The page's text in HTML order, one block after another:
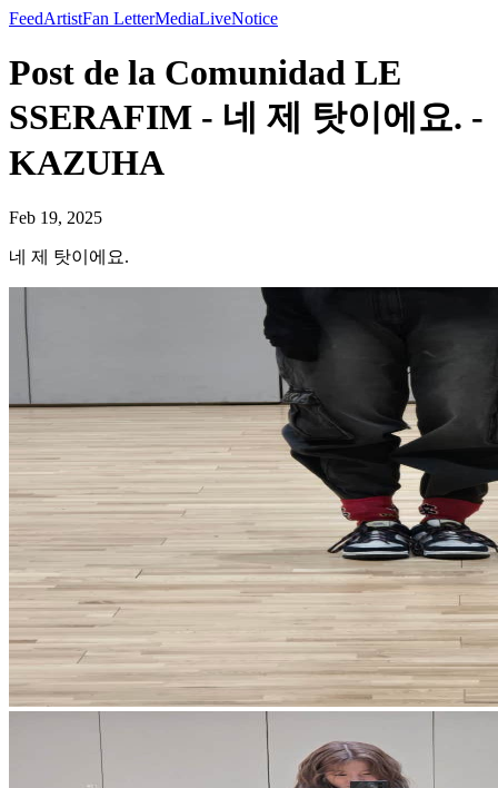
FeedArtistFan LetterMediaLiveNotice
Post de la Comunidad LE
SSERAFIM - 네 제 탓이에요. -
KAZUHA
Feb 19, 2025
네 제 탓이에요.